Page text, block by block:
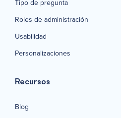
Tipo de pregunta
Roles de administración
Usabilidad
Personalizaciones
Recursos
Blog